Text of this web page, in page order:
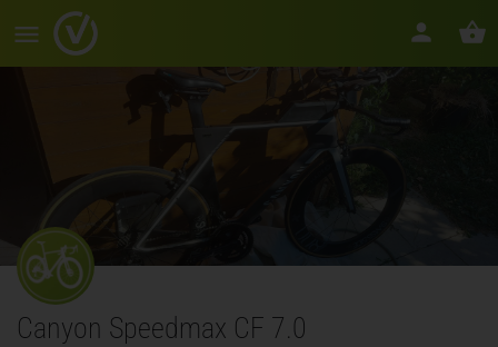
Canyon Speedmax CF 7.0